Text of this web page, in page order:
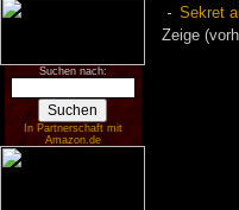
Suchen nach:
In Partnerschaft mit
Amazon.de
Sekret
Zeige